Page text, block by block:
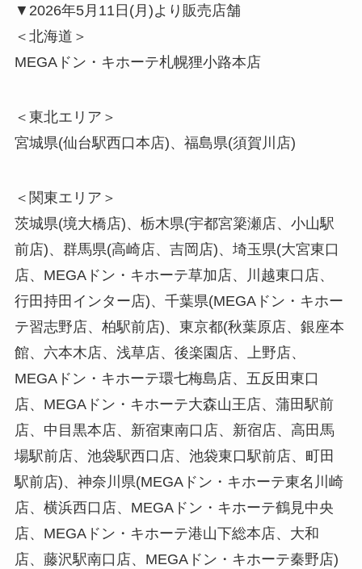
▼2026年5月11日(月)より販売店舗
＜北海道＞
MEGAドン・キホーテ札幌狸小路本店
＜東北エリア＞
宮城県(仙台駅西口本店)、福島県(須賀川店)
＜関東エリア＞
茨城県(境大橋店)、栃木県(宇都宮簗瀬店、小山駅
前店)、群馬県(高崎店、吉岡店)、埼玉県(大宮東口
店、MEGAドン・キホーテ草加店、川越東口店、
行田持田インター店)、千葉県(MEGAドン・キホー
テ習志野店、柏駅前店)、東京都(秋葉原店、銀座本
館、六本木店、浅草店、後楽園店、上野店、
MEGAドン・キホーテ環七梅島店、五反田東口
店、MEGAドン・キホーテ大森山王店、蒲田駅前
店、中目黒本店、新宿東南口店、新宿店、高田馬
場駅前店、池袋駅西口店、池袋東口駅前店、町田
駅前店)、神奈川県(MEGAドン・キホーテ東名川崎
店、横浜西口店、MEGAドン・キホーテ鶴見中央
店、MEGAドン・キホーテ港山下総本店、大和
店、藤沢駅南口店、MEGAドン・キホーテ秦野店)